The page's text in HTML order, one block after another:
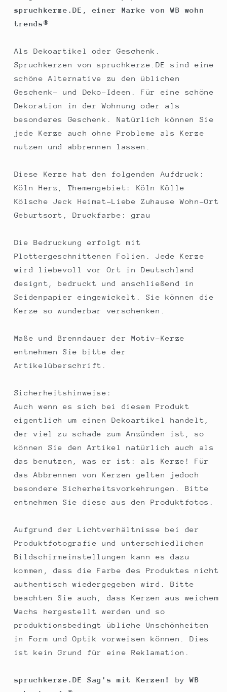
mit
Spruch,
Brenndauer
70
Spruch,
70
spruchkerze.DE, einer Marke von WB wohn
trends®
Als Dekoartikel oder Geschenk.
Spruchkerzen von spruchkerze.DE sind eine
schöne Alternative zu den üblichen
Geschenk- und Deko-Ideen. Für eine schöne
Dekoration in der Wohnung oder als
besonderes Geschenk. Natürlich können Sie
jede Kerze auch ohne Probleme als Kerze
nutzen und abbrennen lassen.
Diese Kerze hat den folgenden Aufdruck:
Köln Herz, Themengebiet: Köln Kölle
Kölsche Jeck Heimat-Liebe Zuhause Wohn-Ort
Geburtsort, Druckfarbe: grau
Die Bedruckung erfolgt mit
Plottergeschnittenen Folien. Jede Kerze
wird liebevoll vor Ort in Deutschland
designt, bedruckt und anschließend in
Seidenpapier eingewickelt. Sie können die
Kerze so wunderbar verschenken.
Maße und Brenndauer der Motiv-Kerze
entnehmen Sie bitte der
Artikelüberschrift.
Sicherheitshinweise:
Auch wenn es sich bei diesem Produkt
eigentlich um einen Dekoartikel handelt,
der viel zu schade zum Anzünden ist, so
können Sie den Artikel natürlich auch als
das benutzen, was er ist: als Kerze! Für
das Abbrennen von Kerzen gelten jedoch
besondere Sicherheitsvorkehrungen. Bitte
entnehmen Sie diese aus den Produktfotos.
Aufgrund der Lichtverhältnisse bei der
Produktfotografie und unterschiedlichen
Bildschirmeinstellungen kann es dazu
kommen, dass die Farbe des Produktes nicht
authentisch wiedergegeben wird. Bitte
beachten Sie auch, dass Kerzen aus weichem
Wachs hergestellt werden und so
produktionsbedingt übliche Unschönheiten
in Form und Optik vorweisen können. Dies
ist kein Grund für eine Reklamation.
spruchkerze.DE Sag's mit Kerzen! byWB